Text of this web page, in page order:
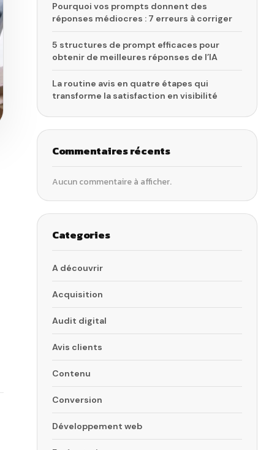
Pourquoi vos prompts donnent des
réponses médiocres : 7 erreurs à corriger
5 structures de prompt efficaces pour
obtenir de meilleures réponses de l’IA
La routine avis en quatre étapes qui
transforme la satisfaction en visibilité
Commentaires récents
Aucun commentaire à afficher.
Categories
A découvrir
Acquisition
Audit digital
Avis clients
Contenu
Conversion
Développement web